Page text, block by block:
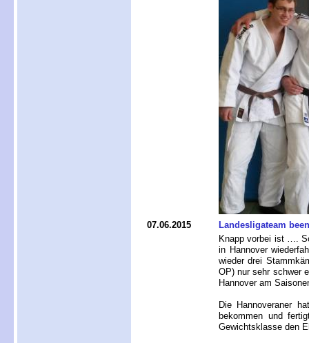
07.06.2015
Landesligateam
Knapp vorbei ist ….
in Hannover
wieder drei
OP) nur sehr schwer
Hannover am
Die Hannoveraner
bekommen und
Gewichtsklasse den